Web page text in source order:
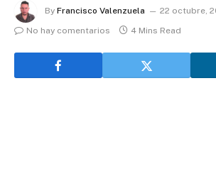
By Francisco Valenzuela
22 octubre,
No hay comentarios
4 Mins Read